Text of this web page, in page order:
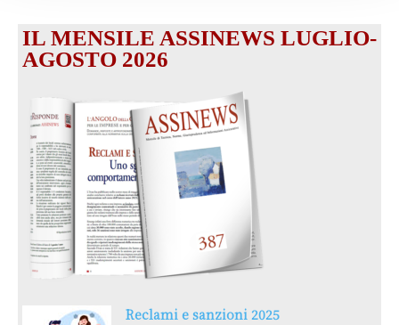
IL MENSILE ASSINEWS LUGLIO-
AGOSTO 2026
Reclami e sanzioni 2025